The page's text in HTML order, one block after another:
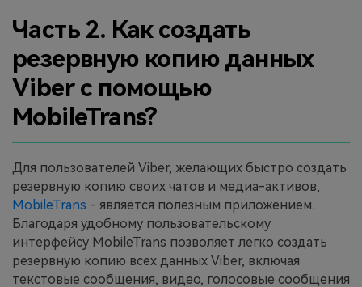
Часть 2. Как создать
резервную копию данных
Viber с помощью
MobileTrans?
Для пользователей Viber, желающих быстро создать
резервную копию своих чатов и медиа-активов,
MobileTrans - является полезным приложением.
Благодаря удобному пользовательскому
интерфейсу MobileTrans позволяет легко создать
резервную копию всех данных Viber, включая
текстовые сообщения, видео, голосовые сообщения